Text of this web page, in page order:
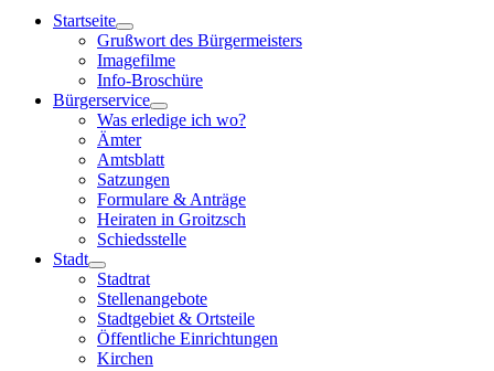
Startseite
Grußwort des Bürgermeisters
Imagefilme
Info-Broschüre
Bürgerservice
Was erledige ich wo?
Ämter
Amtsblatt
Satzungen
Formulare & Anträge
Heiraten in Groitzsch
Schiedsstelle
Stadt
Stadtrat
Stellenangebote
Stadtgebiet & Ortsteile
Öffentliche Einrichtungen
Kirchen